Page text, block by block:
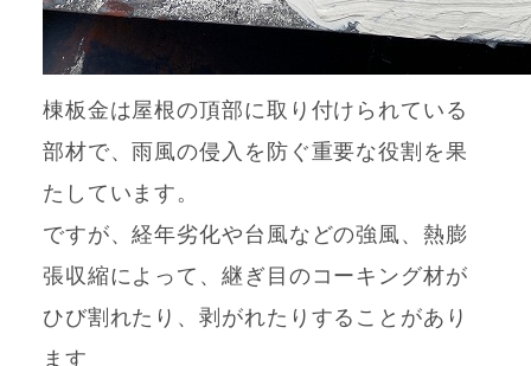
棟板金は屋根の頂部に取り付けられている
部材で、雨風の侵入を防ぐ重要な役割を果
たしています。
ですが、経年劣化や台風などの強風、熱膨
張収縮によって、継ぎ目のコーキング材が
ひび割れたり、剥がれたりすることがあり
ます